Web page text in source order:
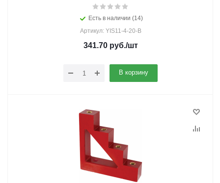
Есть в наличии (14)
Артикул: YIS11-4-20-B
341.70руб./шт
В корзину